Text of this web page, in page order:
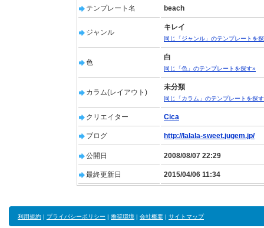
テンプレート名 beach
ジャンル
キレイ
同じ「ジャンル」のテンプレートを
色
白
同じ「色」のテンプレートを探す»
カラム(レイアウト)
未分類
同じ「カラム」のテンプレートを探
クリエイター Cica
ブログ http://lalala-sweet.jugem.jp/
公開日 2008/08/07 22:29
最終更新日 2015/04/06 11:34
利用規約 | プライバシーポリシー | 推奨環境 | 会社概要 | サイトマップ